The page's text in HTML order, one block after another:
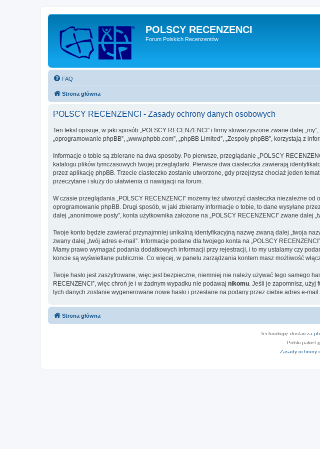
POLSCY RECENZENCI
Forum Polskich Recenzentów
FAQ
Strona główna
POLSCY RECENZENCI - Zasady ochrony danych osobowych
Ten tekst opisuje, w jaki sposób „POLSCY RECENZENCI” i firmy stowarzyszone zwane dalej
„oprogramowanie phpBB”, „www.phpbb.com”, „phpBB Limited”, „Zespoły phpBB”, korzystają z
Informacje o tobie są zbierane na dwa sposoby. Po pierwsze, przeglądanie „POLSCY
katalogu plików tymczasowych twojej przeglądarki. Pierwsze dwa ciasteczka zawierają
przez aplikację phpBB. Trzecie ciasteczko zostanie utworzone, gdy przejrzysz chociaż jeden
przeczytane i służy do ułatwienia ci nawigacji na forum.
W czasie przeglądania „POLSCY RECENZENCI” możemy też utworzyć ciasteczka niezależne
oprogramowanie phpBB. Drugi sposób, w jaki zbieramy informacje o tobie, to dane wysyłane
dalej „anonimowe posty”, konta użytkownika założone na „POLSCY RECENZENCI” zwane
Twoje konto będzie zawierać przynajmniej unikalną identyfikacyjną nazwę zwaną dalej „twoja
zwany dalej „twój adres e-mail”. Informacje podane dla twojego konta na „POLSCY
Mamy prawo wymagać podania dodatkowych informacji przy rejestracji, i to my ustalamy czy
koncie są wyświetlane publicznie. Co więcej, w panelu zarządzania kontem masz możliwość
Twoje hasło jest zaszyfrowane, więc jest bezpieczne, niemniej nie należy używać tego samego
RECENZENCI”, więc chroń je i w żadnym wypadku nie podawaj nikomu. Jeśli je zapomnisz, użyj
tych danych zostanie wygenerowane nowe hasło i przesłane na podany przez ciebie adres e-
Strona główna
Technologię dostarcza
Polski pakiet
Zasady ochrony